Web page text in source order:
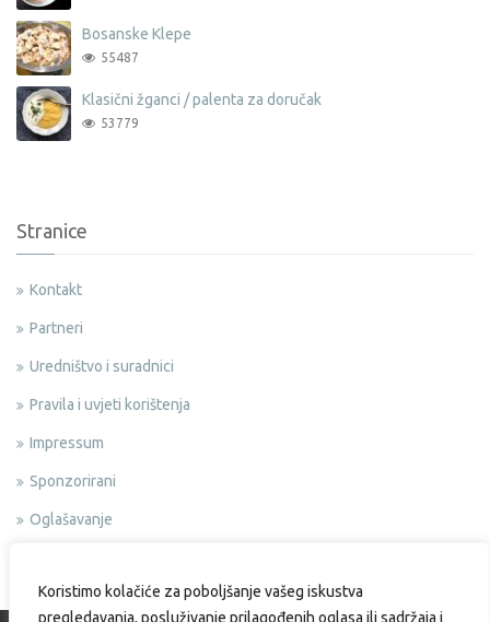
Koristimo kolačiće za poboljšanje vašeg iskustva
pregledavanja, posluživanje prilagođenih oglasa ili sadržaja i
Bosanske Klepe
55487
Klasični žganci / palenta za doručak
53779
Stranice
Kontakt
Partneri
Uredništvo i suradnici
Pravila i uvjeti korištenja
Impressum
Sponzorirani
Oglašavanje